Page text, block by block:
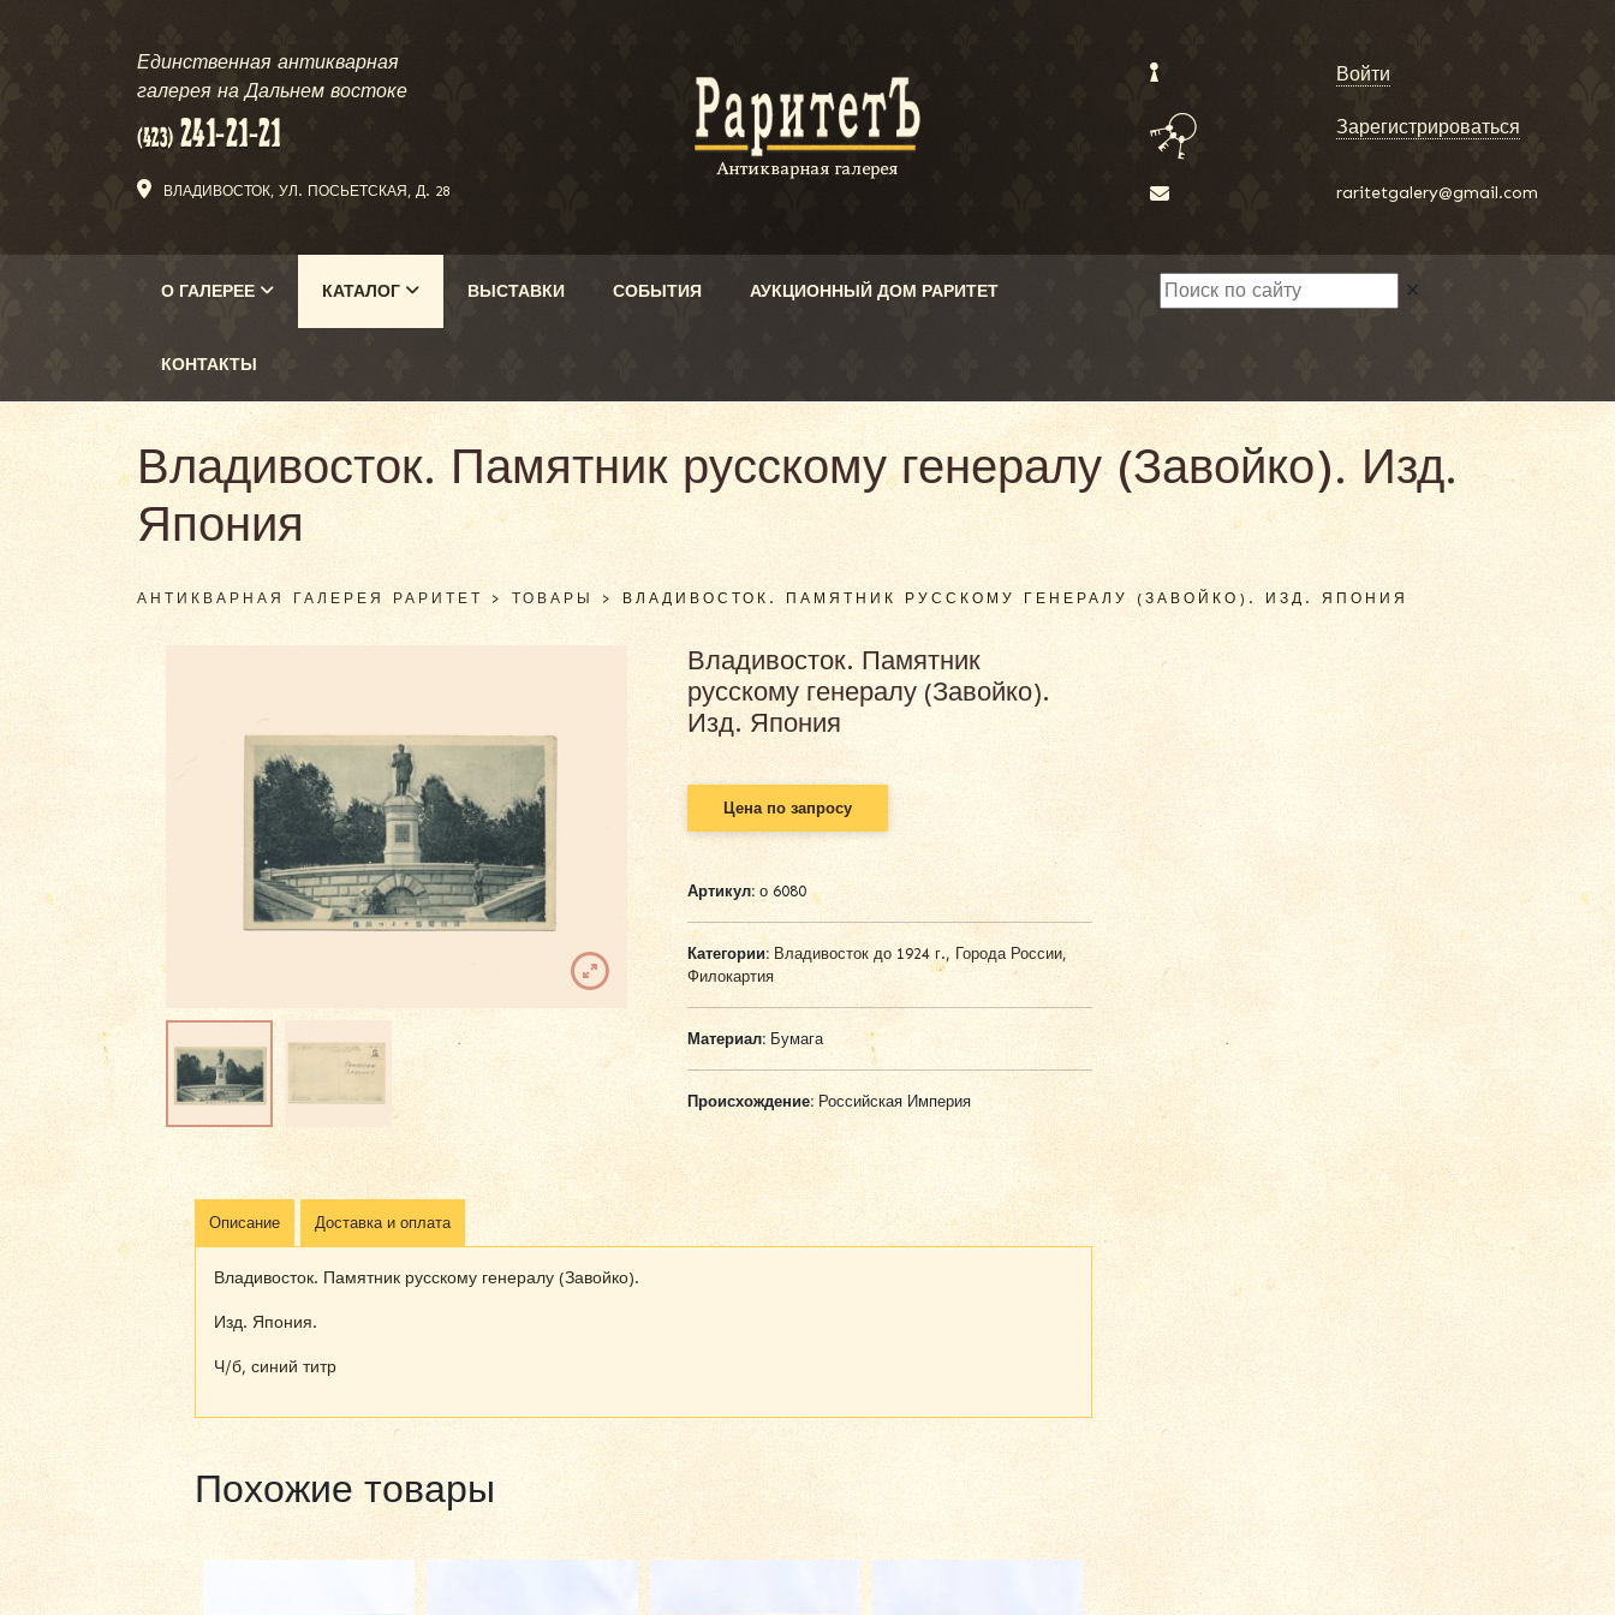
Единственная антикварная
галерея на Дальнем востоке
ВЛАДИВОСТОК, УЛ. ПОСЬЕТСКАЯ, Д. 28
Войти
Зарегистрироваться
raritetgalery@gmail.com
О ГАЛЕРЕЕ КАТАЛОГ ВЫСТАВКИ СОБЫТИЯ АУКЦИОННЫЙ ДОМ РАРИТЕТ
КОНТАКТЫ
✕
Владивосток. Памятник русскому генералу (Завойко). Изд.
Япония
АНТИКВАРНАЯ ГАЛЕРЕЯ РАРИТЕТ>ТОВАРЫ > ВЛАДИВОСТОК. ПАМЯТНИК РУССКОМУ ГЕНЕРАЛУ (ЗАВОЙКО). ИЗД. ЯПОНИЯ
Владивосток. Памятник
русскому генералу (Завойко).
Изд. Япония
Цена по запросу
Артикул: о 6080
Категории: Владивосток до 1924 г.,Города России,
Филокартия
Материал:Бумага
Происхождение:Российская Империя
Описание Доставка и оплата
Владивосток. Памятник русскому генералу (Завойко).
Изд. Япония.
Ч/б, синий титр
Похожие товары